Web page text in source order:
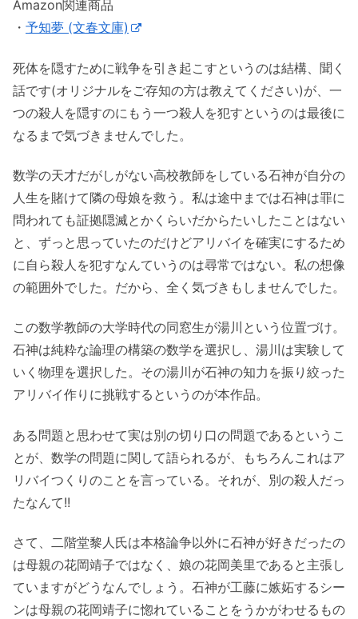
Amazon関連商品
・ 予知夢 (文春文庫)
死体を隠すために戦争を引き起こすというのは結構、聞く
話です(オリジナルをご存知の方は教えてください)が、一
つの殺人を隠すのにもう一つ殺人を犯すというのは最後に
なるまで気づきませんでした。
数学の天才だがしがない高校教師をしている石神が自分の
人生を賭けて隣の母娘を救う。私は途中までは石神は罪に
問われても証拠隠滅とかくらいだからたいしたことはない
と、ずっと思っていたのだけどアリバイを確実にするため
に自ら殺人を犯すなんていうのは尋常ではない。私の想像
の範囲外でした。だから、全く気づきもしませんでした。
この数学教師の大学時代の同窓生が湯川という位置づけ。
石神は純粋な論理の構築の数学を選択し、湯川は実験して
いく物理を選択した。その湯川が石神の知力を振り絞った
アリバイ作りに挑戦するというのが本作品。
ある問題と思わせて実は別の切り口の問題であるというこ
とが、数学の問題に関して語られるが、もちろんこれはア
リバイつくりのことを言っている。それが、別の殺人だっ
たなんて!!
さて、二階堂黎人氏は本格論争以外に石神が好きだったの
は母親の花岡靖子ではなく、娘の花岡美里であると主張し
ていますがどうなんでしょう。石神が工藤に嫉妬するシー
ンは母親の花岡靖子に惚れていることをうかがわせるもの